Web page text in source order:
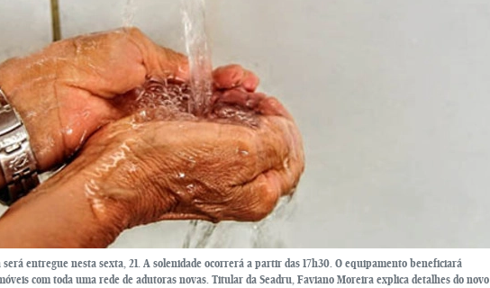
entregue nesta sexta, 21. A solenidade ocorrerá a partir das 17h30. O equipamento beneficiará
com toda uma rede de adutoras novas. Titular da Seadru, Faviano Moreira explica detalhes do novo